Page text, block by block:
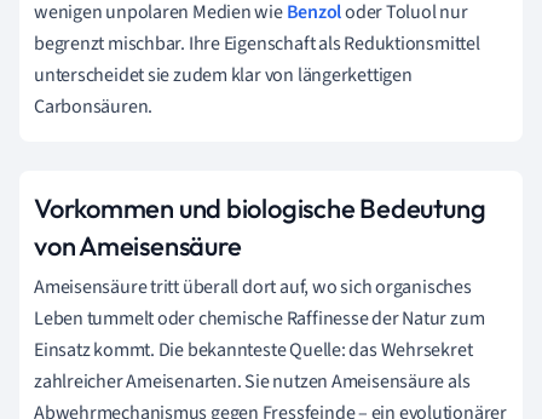
wenigen unpolaren Medien wieBenzoloder Toluol nur
begrenzt mischbar. Ihre Eigenschaft als Reduktionsmittel
unterscheidet sie zudem klar von längerkettigen
Carbonsäuren.
Vorkommen und biologische Bedeutung
von Ameisensäure
Ameisensäure tritt überall dort auf, wo sich organisches
Leben tummelt oder chemische Raffinesse der Natur zum
Einsatz kommt. Die bekannteste Quelle: das Wehrsekret
zahlreicher Ameisenarten. Sie nutzen Ameisensäure als
Abwehrmechanismus gegen Fressfeinde – ein evolutionärer